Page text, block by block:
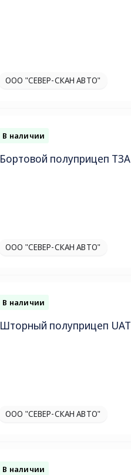
ООО "СЕВЕР-СКАН АВТО"
В наличии
Бортовой полуприцеп ТЗА
ООО "СЕВЕР-СКАН АВТО"
В наличии
Шторный полуприцеп UAT
ООО "СЕВЕР-СКАН АВТО"
В наличии